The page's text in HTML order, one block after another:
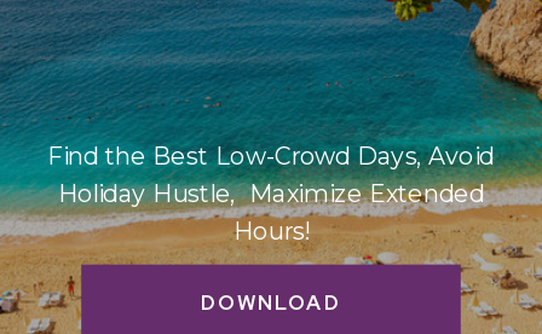
DOWNLOAD
Find the Best Low-Crowd Days, Avoid
Holiday Hustle, Maximize Extended
Hours!